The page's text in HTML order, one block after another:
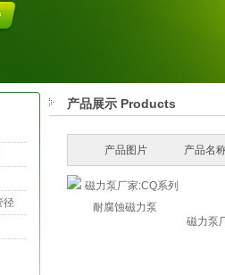
径
产品展示 Products
产品图片 产品名
磁力泵